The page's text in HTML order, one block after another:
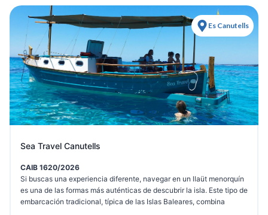
Es Canutells
Sea Travel Canutells
CAIB 1620/2026
Si buscas una experiencia diferente, navegar en un llaüt menorquín
es una de las formas más auténticas de descubrir la isla. Este tipo de
embarcación tradicional, típica de las Islas Baleares, combina